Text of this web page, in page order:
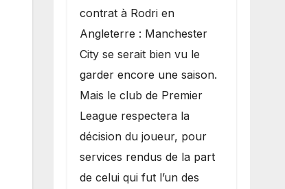
contrat à Rodri en
Angleterre : Manchester
City se serait bien vu le
garder encore une saison.
Mais le club de Premier
League respectera la
décision du joueur, pour
services rendus de la part
de celui qui fut l’un des